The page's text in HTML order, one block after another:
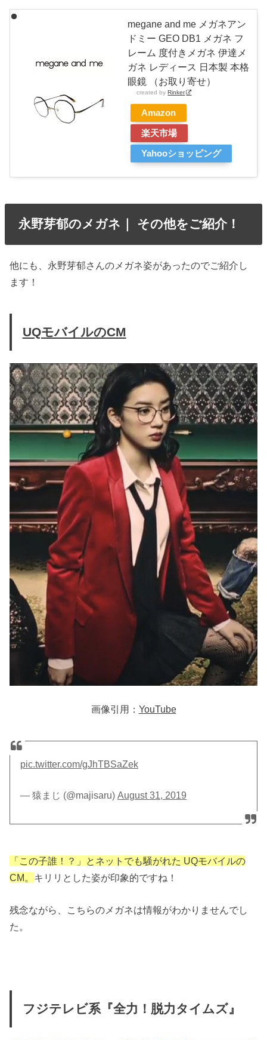
megane and me メガネアン
ドミー GEO DB1 メガネ フ
レーム 度付きメガネ 伊達メ
ガネ レディース 日本製 本格
眼鏡 （お取り寄せ）
created by Rinker
Amazon
楽天市場
Yahooショッピング
永野芽郁のメガネ｜ その他をご紹介！
他にも、永野芽郁さんのメガネ姿があったのでご紹介し
ます！
UQモバイルのCM
画像引用： YouTube
pic.twitter.com/gJhTBSaZek
— 猿まじ (@majisaru)August 31, 2019
「この子誰！？」とネットでも騒がれた UQモバイルの
CM。 キリリとした姿が印象的ですね！
残念ながら、こちらのメガネは情報がわかりませんでし
た。
フジテレビ系『全力！脱力タイムズ』